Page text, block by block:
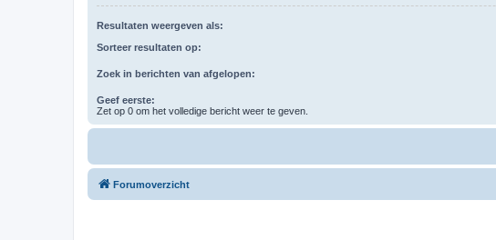
Resultaten weergeven als:
Sorteer resultaten op:
Zoek in berichten van afgelopen:
Geef eerste:
Zet op 0 om het volledige bericht weer te geven.
Forumoverzicht